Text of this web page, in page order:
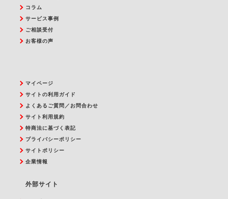
コラム
サービス事例
ご相談受付
お客様の声
マイページ
サイトの利用ガイド
よくあるご質問／お問合わせ
サイト利用規約
特商法に基づく表記
プライバシーポリシー
サイトポリシー
企業情報
外部サイト